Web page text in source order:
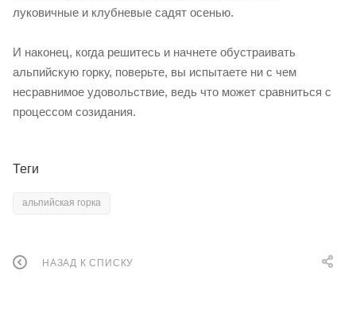
луковичные и клубневые садят осенью.
И наконец, когда решитесь и начнете обустраивать
альпийскую горку, поверьте, вы испытаете ни с чем
несравнимое удовольствие, ведь что может сравниться с
процессом созидания.
Теги
альпийская горка
НАЗАД К СПИСКУ